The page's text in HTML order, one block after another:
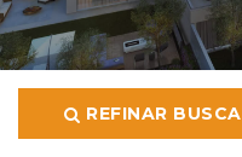
REFINAR BUSCA